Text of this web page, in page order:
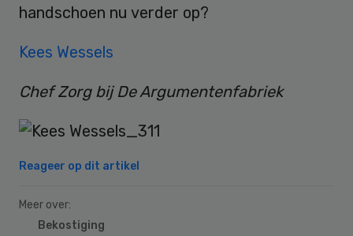
handschoen nu verder op?
Kees Wessels
Chef Zorg bij De Argumentenfabriek
Reageer op dit artikel
Meer over:
Bekostiging